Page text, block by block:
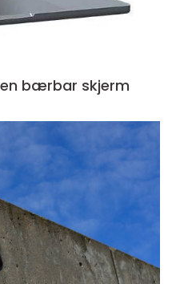
bærbar skjerm